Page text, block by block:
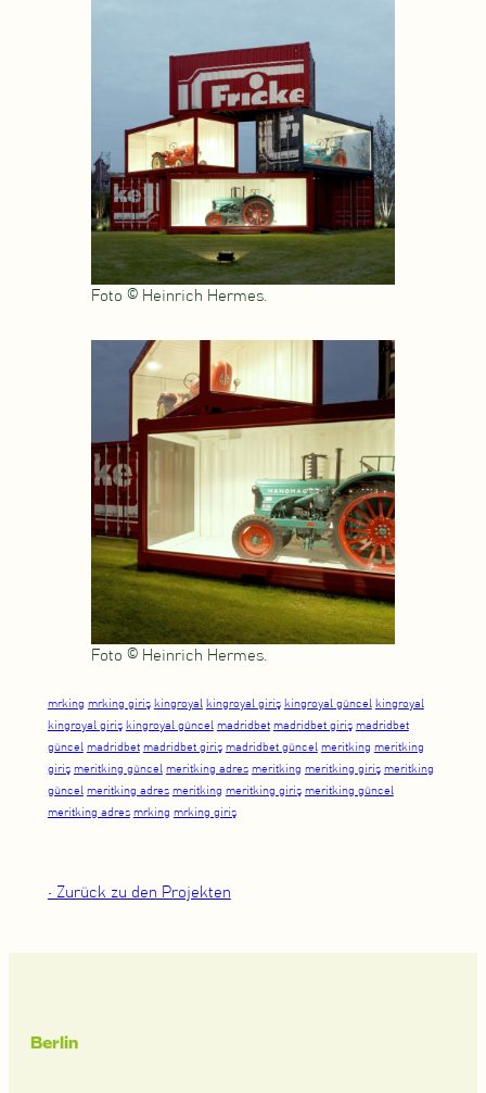
Foto © Heinrich Hermes.
Foto © Heinrich Hermes.
mrking mrking giriş kingroyal kingroyal giriş kingroyal güncel kingroyal
kingroyal giriş kingroyal güncel madridbet madridbet giriş madridbet
güncel madridbet madridbet giriş madridbet güncel meritking meritking
giriş meritking güncel meritking adres meritking meritking giriş meritking
güncel meritking adres meritking meritking giriş meritking güncel
meritking adres mrking mrking giriş
• Zurück zu den Projekten
Berlin